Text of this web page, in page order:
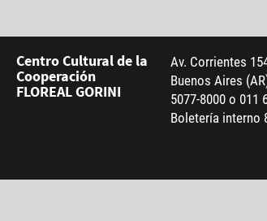
Centro Cultural de la
Cooperación
FLOREAL GORINI
Av. Corrientes
Buenos Aires
5077-8000 o 011
Boletería interno